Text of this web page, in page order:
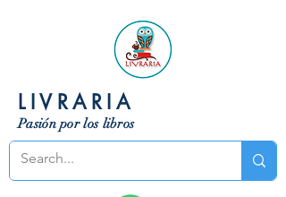
LIVRARIA
Pasión por los libros